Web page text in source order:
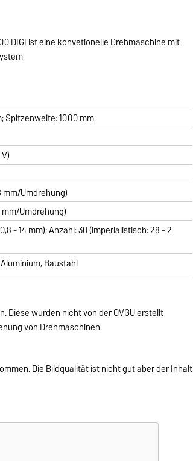
DIGI ist eine konvetionelle Drehmaschine mit
Spitzenweite: 1000 mm
mm/Umdrehung)
mm/Umdrehung)
- 14 mm); Anzahl: 30 (imperialistisch: 28 - 2
Baustahl
Diese wurden nicht von der OVGU erstellt
von Drehmaschinen.
Die Bildqualität ist nicht gut aber der Inhalt